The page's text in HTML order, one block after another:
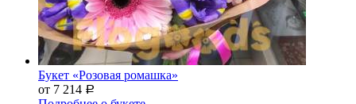
Букет «Розовая ромашка»
от 7 214 Р